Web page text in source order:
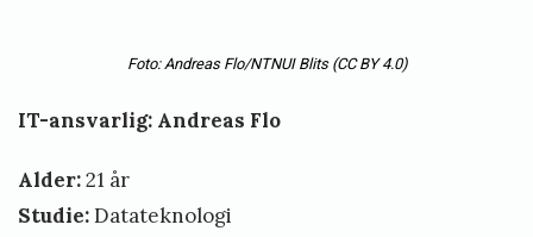
Foto: Andreas Flo/NTNUI Blits (CC BY 4.0)
IT-ansvarlig: Andreas Flo
Alder:21 år
Studie:Datateknologi